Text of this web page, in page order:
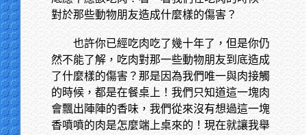
對於那些動物朋友造成什麼樣的傷害？
也許你已經吃肉吃了幾十年了，但是你仍
然不能了解，吃肉對那一些動物朋友到底造成
了什麼樣的傷害？那是因為我們唯一與肉接觸
的時候，都是在餐桌上！我們只知道這一塊肉
會飄出陣陣的香味，我們從來沒有想過這一塊
香噴噴的肉是怎麼端上桌來的！現在就讓我舉